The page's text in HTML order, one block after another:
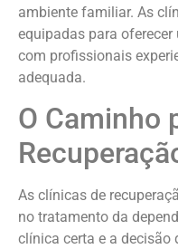
ambiente familiar. As
equipadas para
com profissionais
adequada.
O Caminho
As clínicas de
no tratamento da
clínica certa e a decisão